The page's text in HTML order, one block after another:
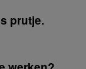
prutje.